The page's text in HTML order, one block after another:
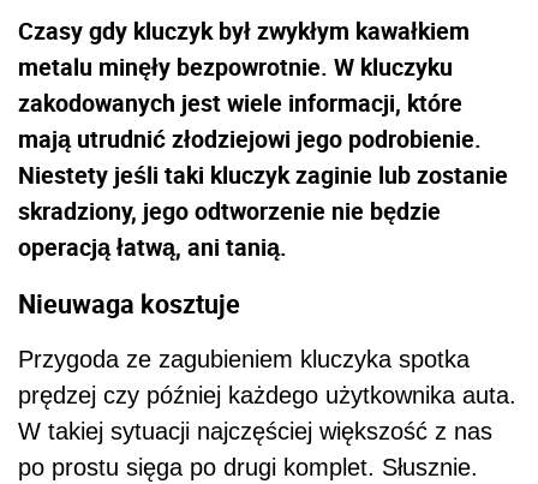
Czasy gdy kluczyk był zwykłym kawałkiem
metalu minęły bezpowrotnie. W kluczyku
zakodowanych jest wiele informacji, które
mają utrudnić złodziejowi jego podrobienie.
Niestety jeśli taki kluczyk zaginie lub zostanie
skradziony, jego odtworzenie nie będzie
operacją łatwą, ani tanią.
Nieuwaga kosztuje
Przygoda ze zagubieniem kluczyka spotka
prędzej czy później każdego użytkownika auta.
W takiej sytuacji najczęściej większość z nas
po prostu sięga po drugi komplet. Słusznie.